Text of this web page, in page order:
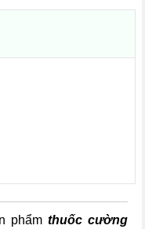
phẩm thuốc cường